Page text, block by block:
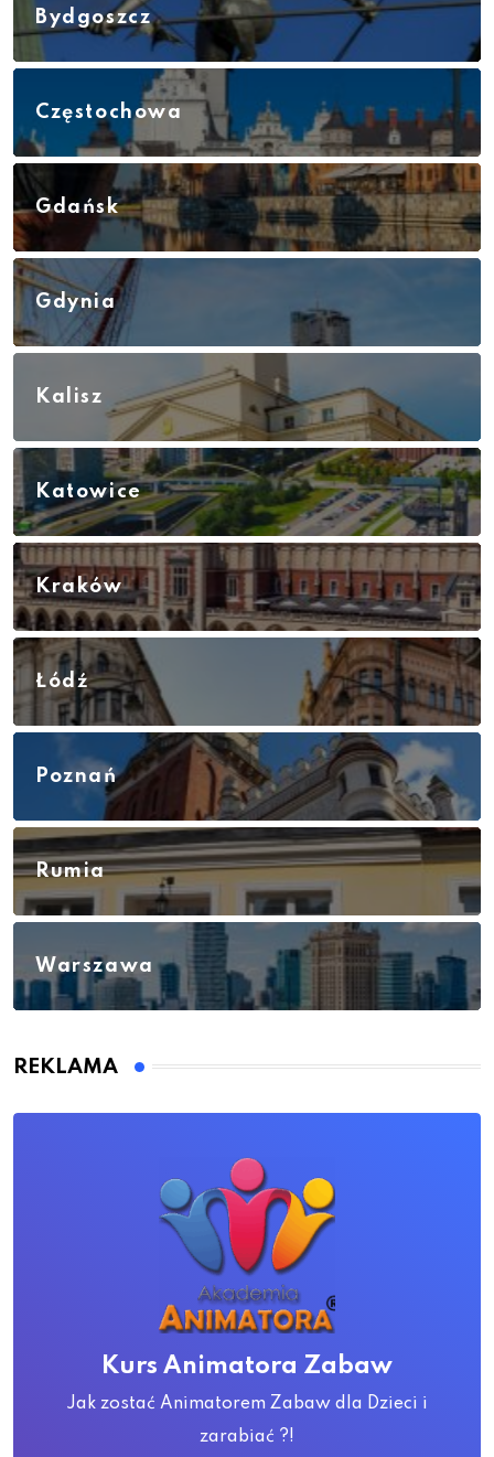
Bydgoszcz
Częstochowa
Gdańsk
Gdynia
Kalisz
Katowice
Kraków
Łódź
Poznań
Rumia
Warszawa
REKLAMA
Kurs Animatora Zabaw
Jak zostać Animatorem Zabaw dla Dzieci i
zarabiać ?!